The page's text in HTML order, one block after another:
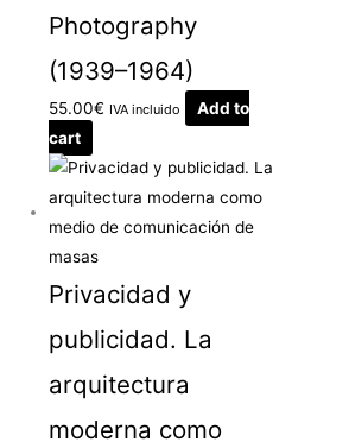
Photography
(1939–1964)
55.00€ IVA incluido
Add to
cart
Privacidad y
publicidad. La
arquitectura
moderna como